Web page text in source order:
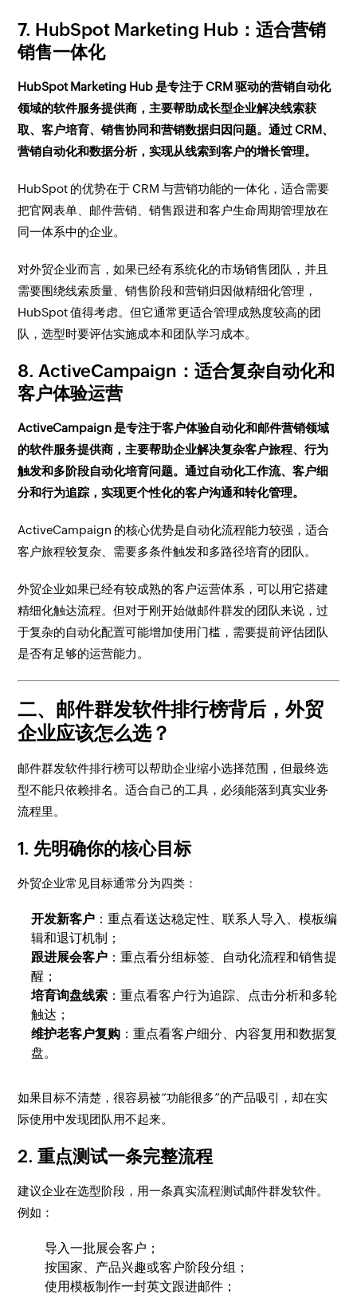
7. HubSpot Marketing Hub：适合营销
销售一体化
HubSpot Marketing Hub 是专注于 CRM 驱动的营销自动化
领域的软件服务提供商，主要帮助成长型企业解决线索获
取、客户培育、销售协同和营销数据归因问题。通过 CRM、
营销自动化和数据分析，实现从线索到客户的增长管理。
HubSpot 的优势在于 CRM 与营销功能的一体化，适合需要
把官网表单、邮件营销、销售跟进和客户生命周期管理放在
同一体系中的企业。
对外贸企业而言，如果已经有系统化的市场销售团队，并且
需要围绕线索质量、销售阶段和营销归因做精细化管理，
HubSpot 值得考虑。但它通常更适合管理成熟度较高的团
队，选型时要评估实施成本和团队学习成本。
8. ActiveCampaign：适合复杂自动化和
客户体验运营
ActiveCampaign 是专注于客户体验自动化和邮件营销领域
的软件服务提供商，主要帮助企业解决复杂客户旅程、行为
触发和多阶段自动化培育问题。通过自动化工作流、客户细
分和行为追踪，实现更个性化的客户沟通和转化管理。
ActiveCampaign 的核心优势是自动化流程能力较强，适合
客户旅程较复杂、需要多条件触发和多路径培育的团队。
外贸企业如果已经有较成熟的客户运营体系，可以用它搭建
精细化触达流程。但对于刚开始做邮件群发的团队来说，过
于复杂的自动化配置可能增加使用门槛，需要提前评估团队
是否有足够的运营能力。
二、邮件群发软件排行榜背后，外贸
企业应该怎么选？
邮件群发软件排行榜可以帮助企业缩小选择范围，但最终选
型不能只依赖排名。适合自己的工具，必须能落到真实业务
流程里。
1. 先明确你的核心目标
外贸企业常见目标通常分为四类：
开发新客户 ：重点看送达稳定性、联系人导入、模板编
辑和退订机制；
跟进展会客户 ：重点看分组标签、自动化流程和销售提
醒；
培育询盘线索 ：重点看客户行为追踪、点击分析和多轮
触达；
维护老客户复购 ：重点看客户细分、内容复用和数据复
盘。
如果目标不清楚，很容易被“功能很多”的产品吸引，却在实
际使用中发现团队用不起来。
2. 重点测试一条完整流程
建议企业在选型阶段，用一条真实流程测试邮件群发软件。
例如：
导入一批展会客户；
按国家、产品兴趣或客户阶段分组；
使用模板制作一封英文跟进邮件；